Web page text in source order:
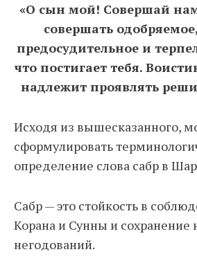
«О сын мой! Совершай
совершать
предосудительное и
что постигает тебя.
надлежит проявлять
Исходя из вышесказанного,
сформулировать
определение слова сабр в
Сабр — это стойкость в
Корана и Сунны и сохранение
негодований.